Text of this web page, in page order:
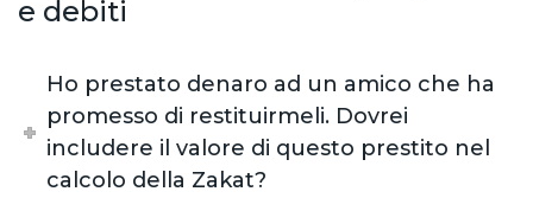
e debiti
Ho prestato denaro ad un amico che ha
promesso di restituirmeli. Dovrei
includere il valore di questo prestito nel
calcolo della Zakat?